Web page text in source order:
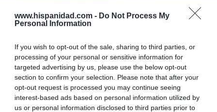
www.hispanidad.com - Do Not Process My
Personal Information
If you wish to opt-out of the sale, sharing to third parties, or
processing of your personal or sensitive information for
targeted advertising by us, please use the below opt-out
section to confirm your selection. Please note that after your
opt-out request is processed you may continue seeing
interest-based ads based on personal information utilized by
us or personal information disclosed to third parties prior to
Nokia, Ericsson... Huawei: lo que importan
son las patentes
Eulogio López